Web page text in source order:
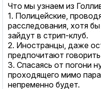
Что мы узнаем из
1. Полицейские,
расследования, хотя
зайдут в стрип-клуб.
2. Иностранцы, даже
предпочитают
3. Спасаясь от погони
проходящего мимо
непременно будет.